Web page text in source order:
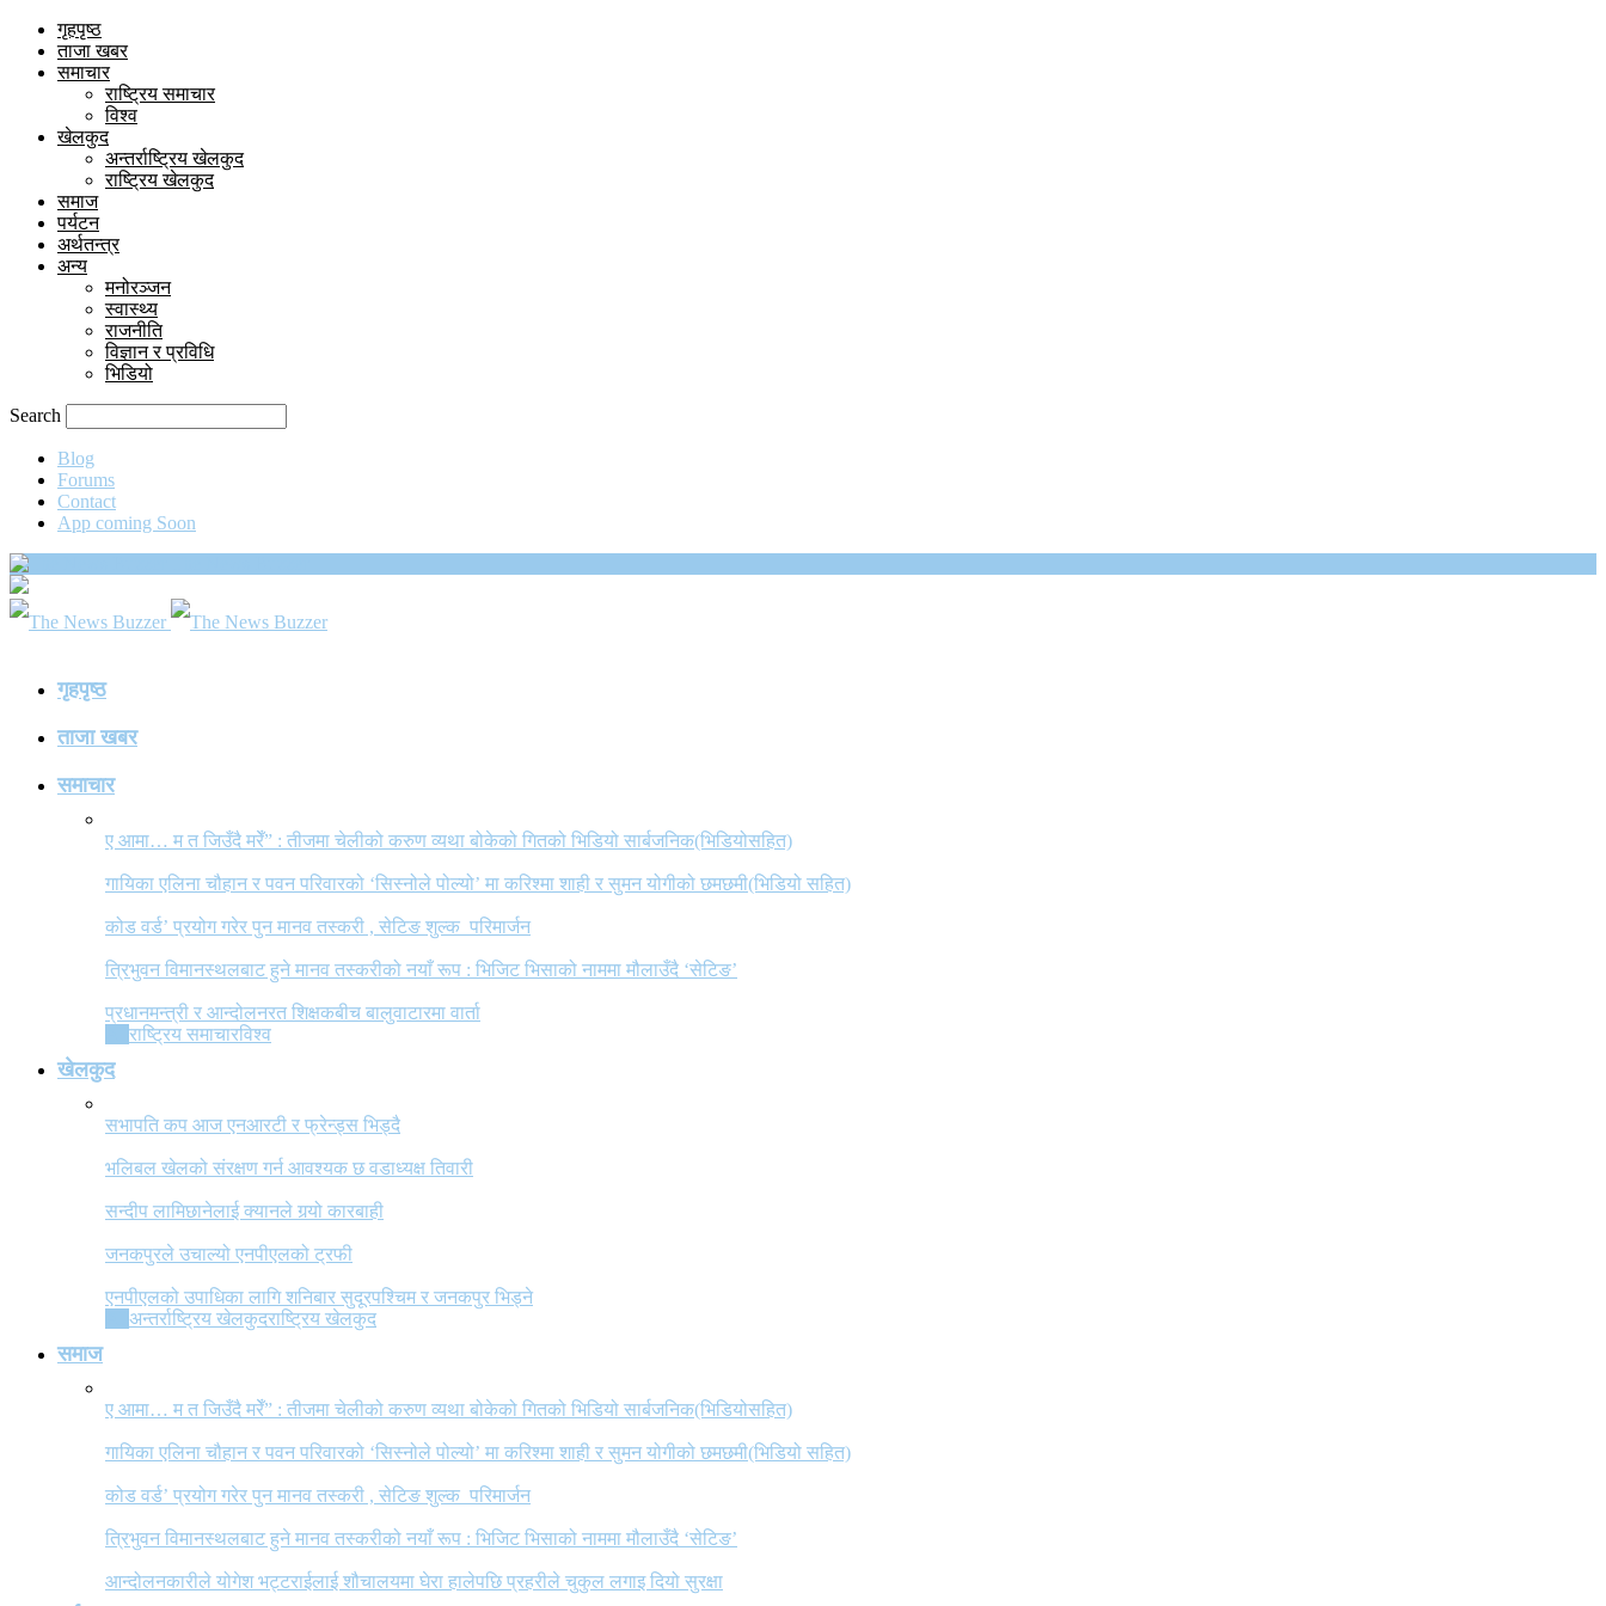
गृहपृष्ठ
ताजा खबर
समाचार
राष्ट्रिय समाचार
विश्व
खेलकुद
अन्तर्राष्ट्रिय खेलकुद
राष्ट्रिय खेलकुद
समाज
पर्यटन
अर्थतन्त्र
अन्य
मनोरञ्जन
स्वास्थ्य
राजनीति
विज्ञान र प्रविधि
भिडियो
Search
Blog
Forums
Contact
App coming Soon
गृहपृष्ठ
ताजा खबर
समाचार
ए आमा… म त जिउँदै मरेँ” : तीजमा चेलीको करुण व्यथा बोकेको गितको भिडियो सार्बजनिक(भिडियोसहित)
गायिका एलिना चौहान र पवन परिवारको ‘सिस्नोले पोल्यो’ मा करिश्मा शाही र सुमन योगीको छमछमी(भिडियो सहित)
कोड वर्ड’ प्रयोग गरेर पुन मानव तस्करी , सेटिङ शुल्क परिमार्जन
त्रिभुवन विमानस्थलबाट हुने मानव तस्करीको नयाँ रूप : भिजिट भिसाको नाममा मौलाउँदै ‘सेटिङ’
प्रधानमन्त्री र आन्दोलनरत शिक्षकबीच बालुवाटारमा वार्ता
राष्ट्रिय समाचारविश्व
खेलकुद
सभापति कप आज एनआरटी र फ्रेन्ड्स भिड्दै
भलिबल खेलको संरक्षण गर्न आवश्यक छ वडाध्यक्ष तिवारी
सन्दीप लामिछानेलाई क्यानले गर्‍यो कारबाही
जनकपुरले उचाल्यो एनपीएलको ट्रफी
एनपीएलको उपाधिका लागि शनिबार सुदूरपश्चिम र जनकपुर भिड्ने
अन्तर्राष्ट्रिय खेलकुदराष्ट्रिय खेलकुद
समाज
ए आमा… म त जिउँदै मरेँ” : तीजमा चेलीको करुण व्यथा बोकेको गितको भिडियो सार्बजनिक(भिडियोसहित)
गायिका एलिना चौहान र पवन परिवारको ‘सिस्नोले पोल्यो’ मा करिश्मा शाही र सुमन योगीको छमछमी(भिडियो सहित)
कोड वर्ड’ प्रयोग गरेर पुन मानव तस्करी , सेटिङ शुल्क परिमार्जन
त्रिभुवन विमानस्थलबाट हुने मानव तस्करीको नयाँ रूप : भिजिट भिसाको नाममा मौलाउँदै ‘सेटिङ’
आन्दोलनकारीले योगेश भट्टराईलाई शौचालयमा घेरा हालेपछि प्रहरीले चुकुल लगाइ दियो सुरक्षा